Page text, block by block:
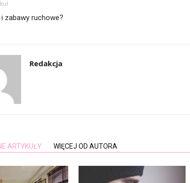
zabawy ruchowe?
Redakcja
ARTYKUŁY WIĘCEJ OD AUTORA